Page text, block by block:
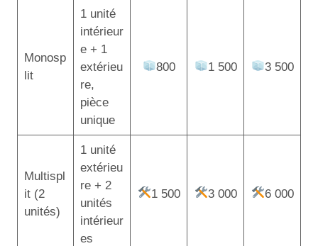
Monosp
lit
1 unité
intérieur
e + 1
extérieu
re,
pièce
unique
800 1 500 3 500
Multispl
it (2
unités)
1 unité
extérieu
re + 2
unités
intérieur
es
1 500 3 000 6 000